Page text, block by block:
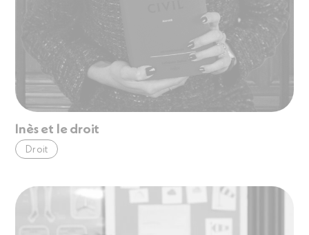
Inès et le droit
Droit